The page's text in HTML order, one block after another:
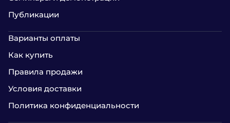
Публикации
Варианты оплаты
Как купить
Правила продажи
Условия доставки
Политика конфиденциальности